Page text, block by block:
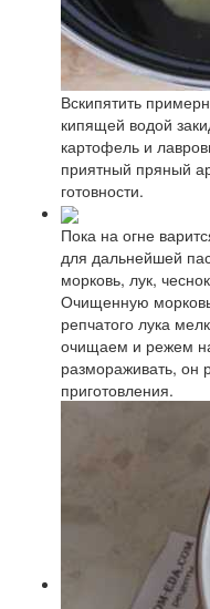
Вскипятить
кипящей водой
картофель и
приятный пряный
готовности.
Пока на огне
для дальнейшей
морковь, лук,
Очищенную
репчатого лука
очищаем и режем
размораживать, он
приготовления.